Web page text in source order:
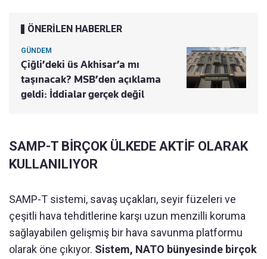
ÖNERİLEN HABERLER
GÜNDEM
Çiğli’deki üs Akhisar’a mı
taşınacak? MSB’den açıklama
geldi: İddialar gerçek değil
SAMP-T BİRÇOK ÜLKEDE AKTİF OLARAK
KULLANILIYOR
SAMP-T sistemi, savaş uçakları, seyir füzeleri ve
çeşitli hava tehditlerine karşı uzun menzilli koruma
sağlayabilen gelişmiş bir hava savunma platformu
olarak öne çıkıyor. Sistem, NATO bünyesinde birçok